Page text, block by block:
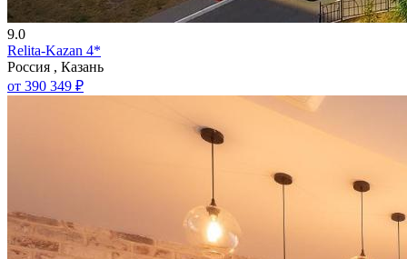
9.0
Relita-Kazan 4*
Россия , Казань
от 390 349 ₽